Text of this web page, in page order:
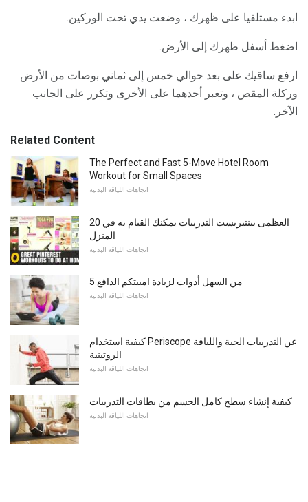
ابدء مستلقيا على ظهرك ، وضعت يدي تحت الوركين.
اضغط أسفل ظهرك إلى الأرض.
ارفع ساقيك على بعد حوالي خمس إلى ثماني بوصات من الأرض
وركلة المقص ، وتعبر أحدهما على الأخرى وتكرر على الجانب
الآخر.
Related Content
The Perfect and Fast 5-Move Hotel Room
Workout for Small Spaces
اتجاهات اللياقة البدنية
20 العظمى بينتيريست التدريبات يمكنك القيام به في
المنزل
اتجاهات اللياقة البدنية
5 من السهل أدوات لزيادة امبيتكم الدافع
اتجاهات اللياقة البدنية
كيفية استخدام Periscope عن التدريبات الحية واللياقة
الروتينية
اتجاهات اللياقة البدنية
كيفية إنشاء سطح كامل الجسم من بطاقات التدريبات
اتجاهات اللياقة البدنية